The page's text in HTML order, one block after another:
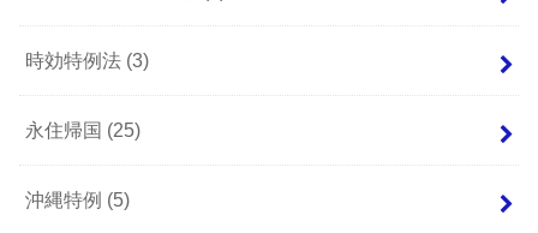
時効特例法 (3)
永住帰国 (25)
沖縄特例 (5)